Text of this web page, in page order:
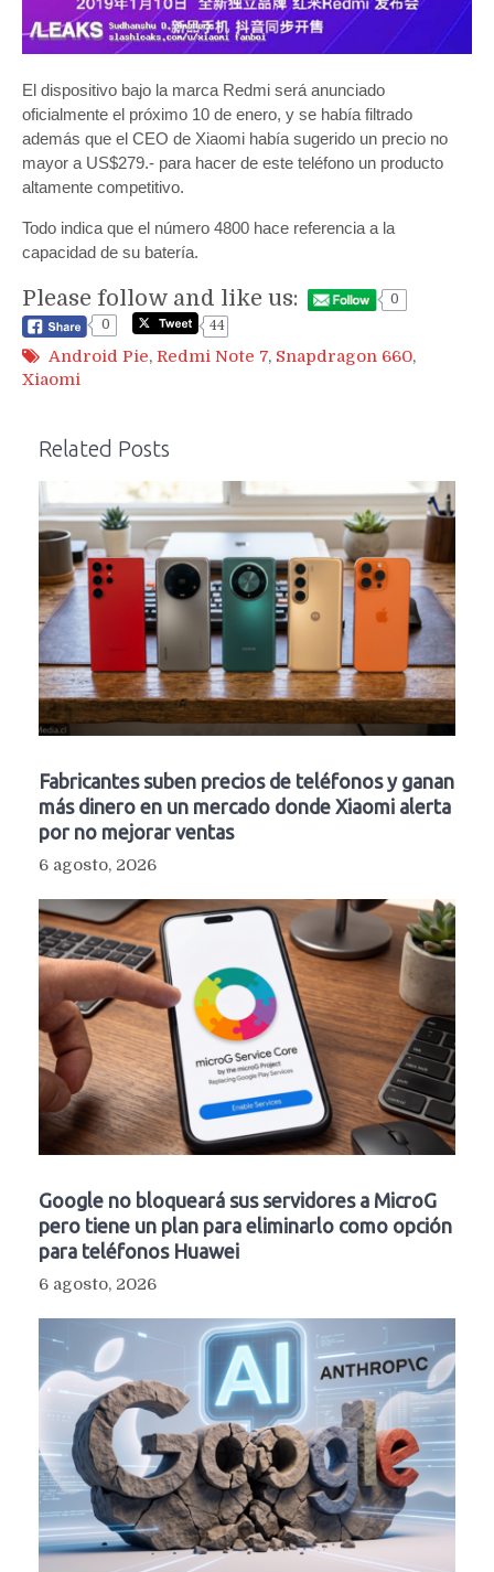
El dispositivo bajo la marca Redmi será anunciado
oficialmente el próximo 10 de enero, y se había filtrado
además que el CEO de Xiaomi había sugerido un precio no
mayor a US$279.- para hacer de este teléfono un producto
altamente competitivo.
Todo indica que el número 4800 hace referencia a la
capacidad de su batería.
Please follow and like us:
0
0
44
Android Pie, Redmi Note 7, Snapdragon 660,
Xiaomi
Related Posts
Fabricantes suben precios de teléfonos y ganan
más dinero en un mercado donde Xiaomi alerta
por no mejorar ventas
6 agosto, 2026
Google no bloqueará sus servidores a MicroG
pero tiene un plan para eliminarlo como opción
para teléfonos Huawei
6 agosto, 2026